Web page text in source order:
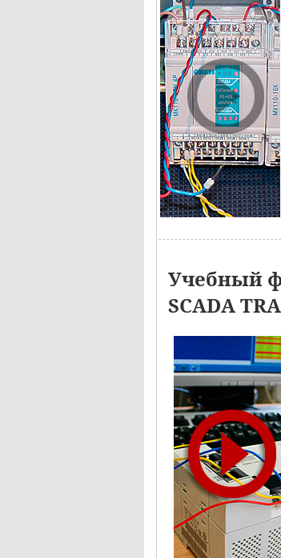
Учебный
SCADA